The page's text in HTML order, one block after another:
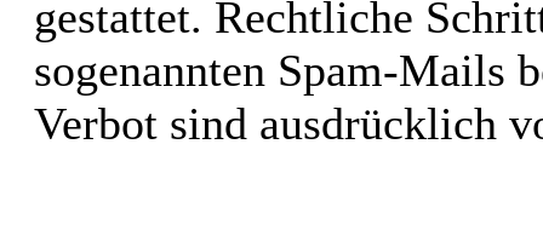
gestattet. Rechtliche
sogenannten Spam-Mails
Verbot sind ausdrücklich